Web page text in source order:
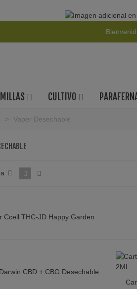
CULTIVO
> Vaper Desechable
Buds Rosenthal CBD
House
Buds Strawberry CBD
Rápida
Ccell THC-JD Happy Garden
RápidaCBD + CBG Desechable